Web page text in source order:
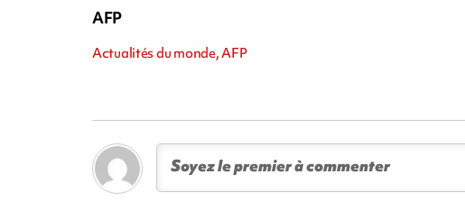
AFP
Actualités du monde, AFP